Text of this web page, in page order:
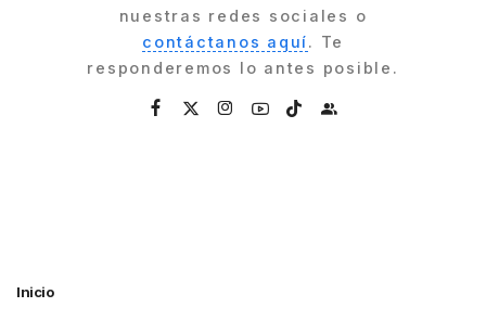
nuestras redes sociales o
contáctanos aquí. Te
responderemos lo antes posible.
Inicio